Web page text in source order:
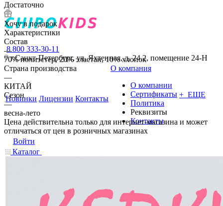
8 800 333-30-11
г.Санкт-Петербург, ул. Яхтенная, д. 24.2, помещение 24-Н
Новинки Лицензии Контакты
О компания
О компании
Сертификаты
Политика
Реквизиты
Контакты
+ ЕЩЕ
Войти
Каталог
Достаточно
Хочу в подарок
Характеристики
Состав
—
70% полиэстер, 20% эластан, 10% хлопок
Страна производства
—
КИТАЙ
Сезон
—
весна-лето
Цена действительна только для интернет-магазина и может
отличаться от цен в розничных магазинах